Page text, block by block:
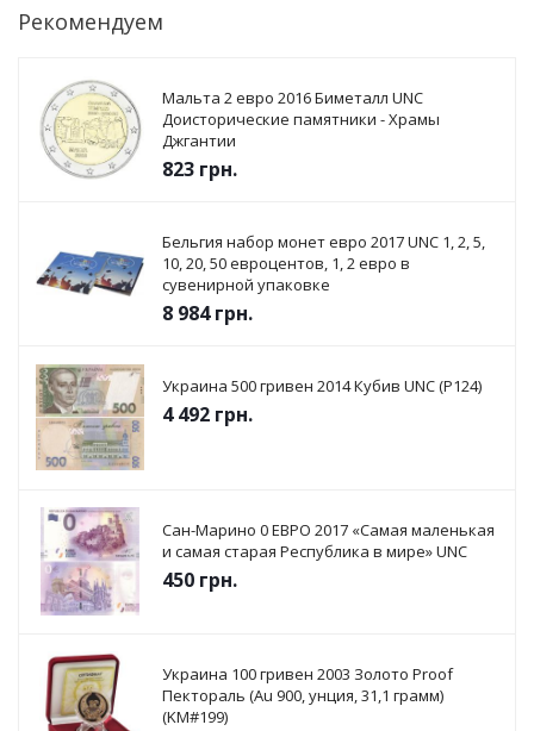
Рекомендуем
Мальта 2 евро 2016 Биметалл UNC
Доисторические памятники - Храмы
Джгантии
823 грн.
Бельгия набор монет евро 2017 UNC 1, 2, 5,
10, 20, 50 евроцентов, 1, 2 евро в
сувенирной упаковке
8 984грн.
Украина 500 гривен 2014 Кубив UNC (P124)
4 492 грн.
Сан-Марино 0 ЕВРО 2017 «Самая маленькая
и самая старая Республика в мире» UNC
450 грн.
Украина 100 гривен 2003 Золото Proof
Пектораль (Au 900, унция, 31,1 грамм)
(KM#199)